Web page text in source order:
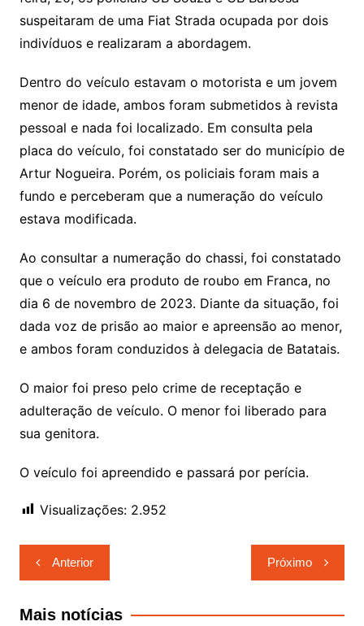
suspeitaram de uma Fiat Strada ocupada por dois
indivíduos e realizaram a abordagem.
Dentro do veículo estavam o motorista e um jovem
menor de idade, ambos foram submetidos à revista
pessoal e nada foi localizado. Em consulta pela
placa do veículo, foi constatado ser do município de
Artur Nogueira. Porém, os policiais foram mais a
fundo e perceberam que a numeração do veículo
estava modificada.
Ao consultar a numeração do chassi, foi constatado
que o veículo era produto de roubo em Franca, no
dia 6 de novembro de 2023. Diante da situação, foi
dada voz de prisão ao maior e apreensão ao menor,
e ambos foram conduzidos à delegacia de Batatais.
O maior foi preso pelo crime de receptação e
adulteração de veículo. O menor foi liberado para
sua genitora.
O veículo foi apreendido e passará por perícia.
Visualizações: 2.952
Navegação
de
Post
Anterior Próximo
Mais notícias